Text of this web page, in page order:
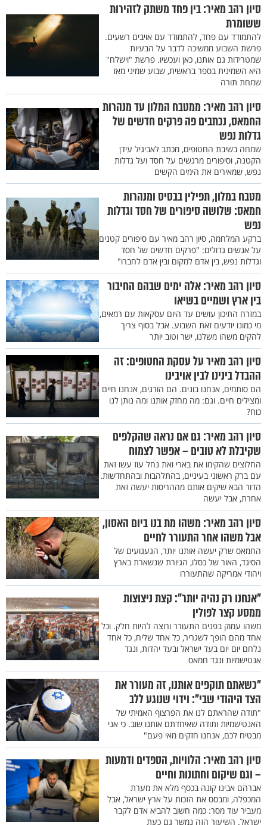
סיון רהב מאיר: בין פחד משתק לזהירות
ששומרת
להתמודד עם פחד, להתמודד עם אויבים רשעים.
פרשת השבוע ממשיכה לדבר על הבעיות
שמטרידות גם אותנו, כאן ועכשיו. פרשת "וישלח"
היא השמינית בספר בראשית, שבוע שמיני מאז
שמחת תורה
סיון רהב מאיר: ממטבח המלון עד מנהרות
החמאס, נכתבים פה פרקים חדשים של
גדלות נפש
שמחה בשיבת החטופים, מכתב לאביגיל עידן
הקטנה, וסיפורים מרגשים על חסד ועל גדלות
נפש, שמאירים את הימים הקשים
מטבח במלון, תפילין בבסיס ומנהרות
חמאס: שלושה סיפורים של חסד וגדלות
נפש
ברקע המלחמה, סיון רהב מאיר עם סיפורים קטנים
על אנשים גדולים: "פרקים חדשים של חסד
וגדלות נפש, בין אדם למקום ובין אדם לחברו"
סיון רהב מאיר: אלה ימים שבהם החיבור
בין ארץ ושמיים בשיאו
במזרח התיכון עושים עד היום עסקאות עם רמאים,
מי כמונו יודעים זאת השבוע. אבל בסוף צריך
להקים משהו משלנו, ישר וטוב יותר
סיון רהב מאיר על עסקת החטופים: זה
ההבדל בינינו לבין אויבינו
הם סותמים, אנחנו בונים. הם הורגים, אנחנו חיים
ומצילים חיים. וגם: מה מחזק אותנו ומה נותן לנו
כוח?
סיון רהב מאיר: גם אם נראה שהקלפים
שקיבלת לא טובים – אפשר לצמוח
החלוצים שהקימו את בארי ואת נחל עוז עשו זאת
עם ברק ראשוני בעיניים, בהתלהבות ובהתחדשות.
הדור הבא שיקים אותם מההריסות יעשה זאת
אחרת, אבל יעשה
סיון רהב מאיר: משהו מת בנו ביום האסון,
אבל משהו אחר התעורר לחיים
החמאס שרק יעשה אותנו יותר, הגעגועים של
הסיגד, האור של כסלו, הגיורת שנשארת בארץ
ויהודי אמריקה שהתעוררו
"אנחנו רק נהיה יותר": קצת ניצוצות
ממסע קצר לפולין
משהו עמוק בפנים התעורר ורוצה להיות חלק. וכל
אחד מהם הופך לשגריר, כל אחד שליח, כל אחד
נלחם יום יום בעד ישראל ובעד יהדות, ונגד
אנטישמיות ונגד חמאס
"כשאתם תוקפים אותנו, זה מעורר את
הצד היהודי שבי": וידוי שנוגע ללב
"תודה שהראתם לנו את הפרצוף האמיתי של
האנטישמיות ותודה שאיחדתם אותנו שוב. כי אני
מבטיח לכם, אנחנו חזקים מאי פעם"
סיון רהב מאיר: הלוויות, הספדים ודמעות
– וגם שיקום וחתונות וחיים
אברהם אבינו קונה בכסף מלא את מערת
המכפלה, ומבסס את הזכות על ארץ ישראל, אבל
מעביר עוד מסר: כמה חשוב להביא אדם לקבר
ישראל. השיעור הזה נמשך גם כעת